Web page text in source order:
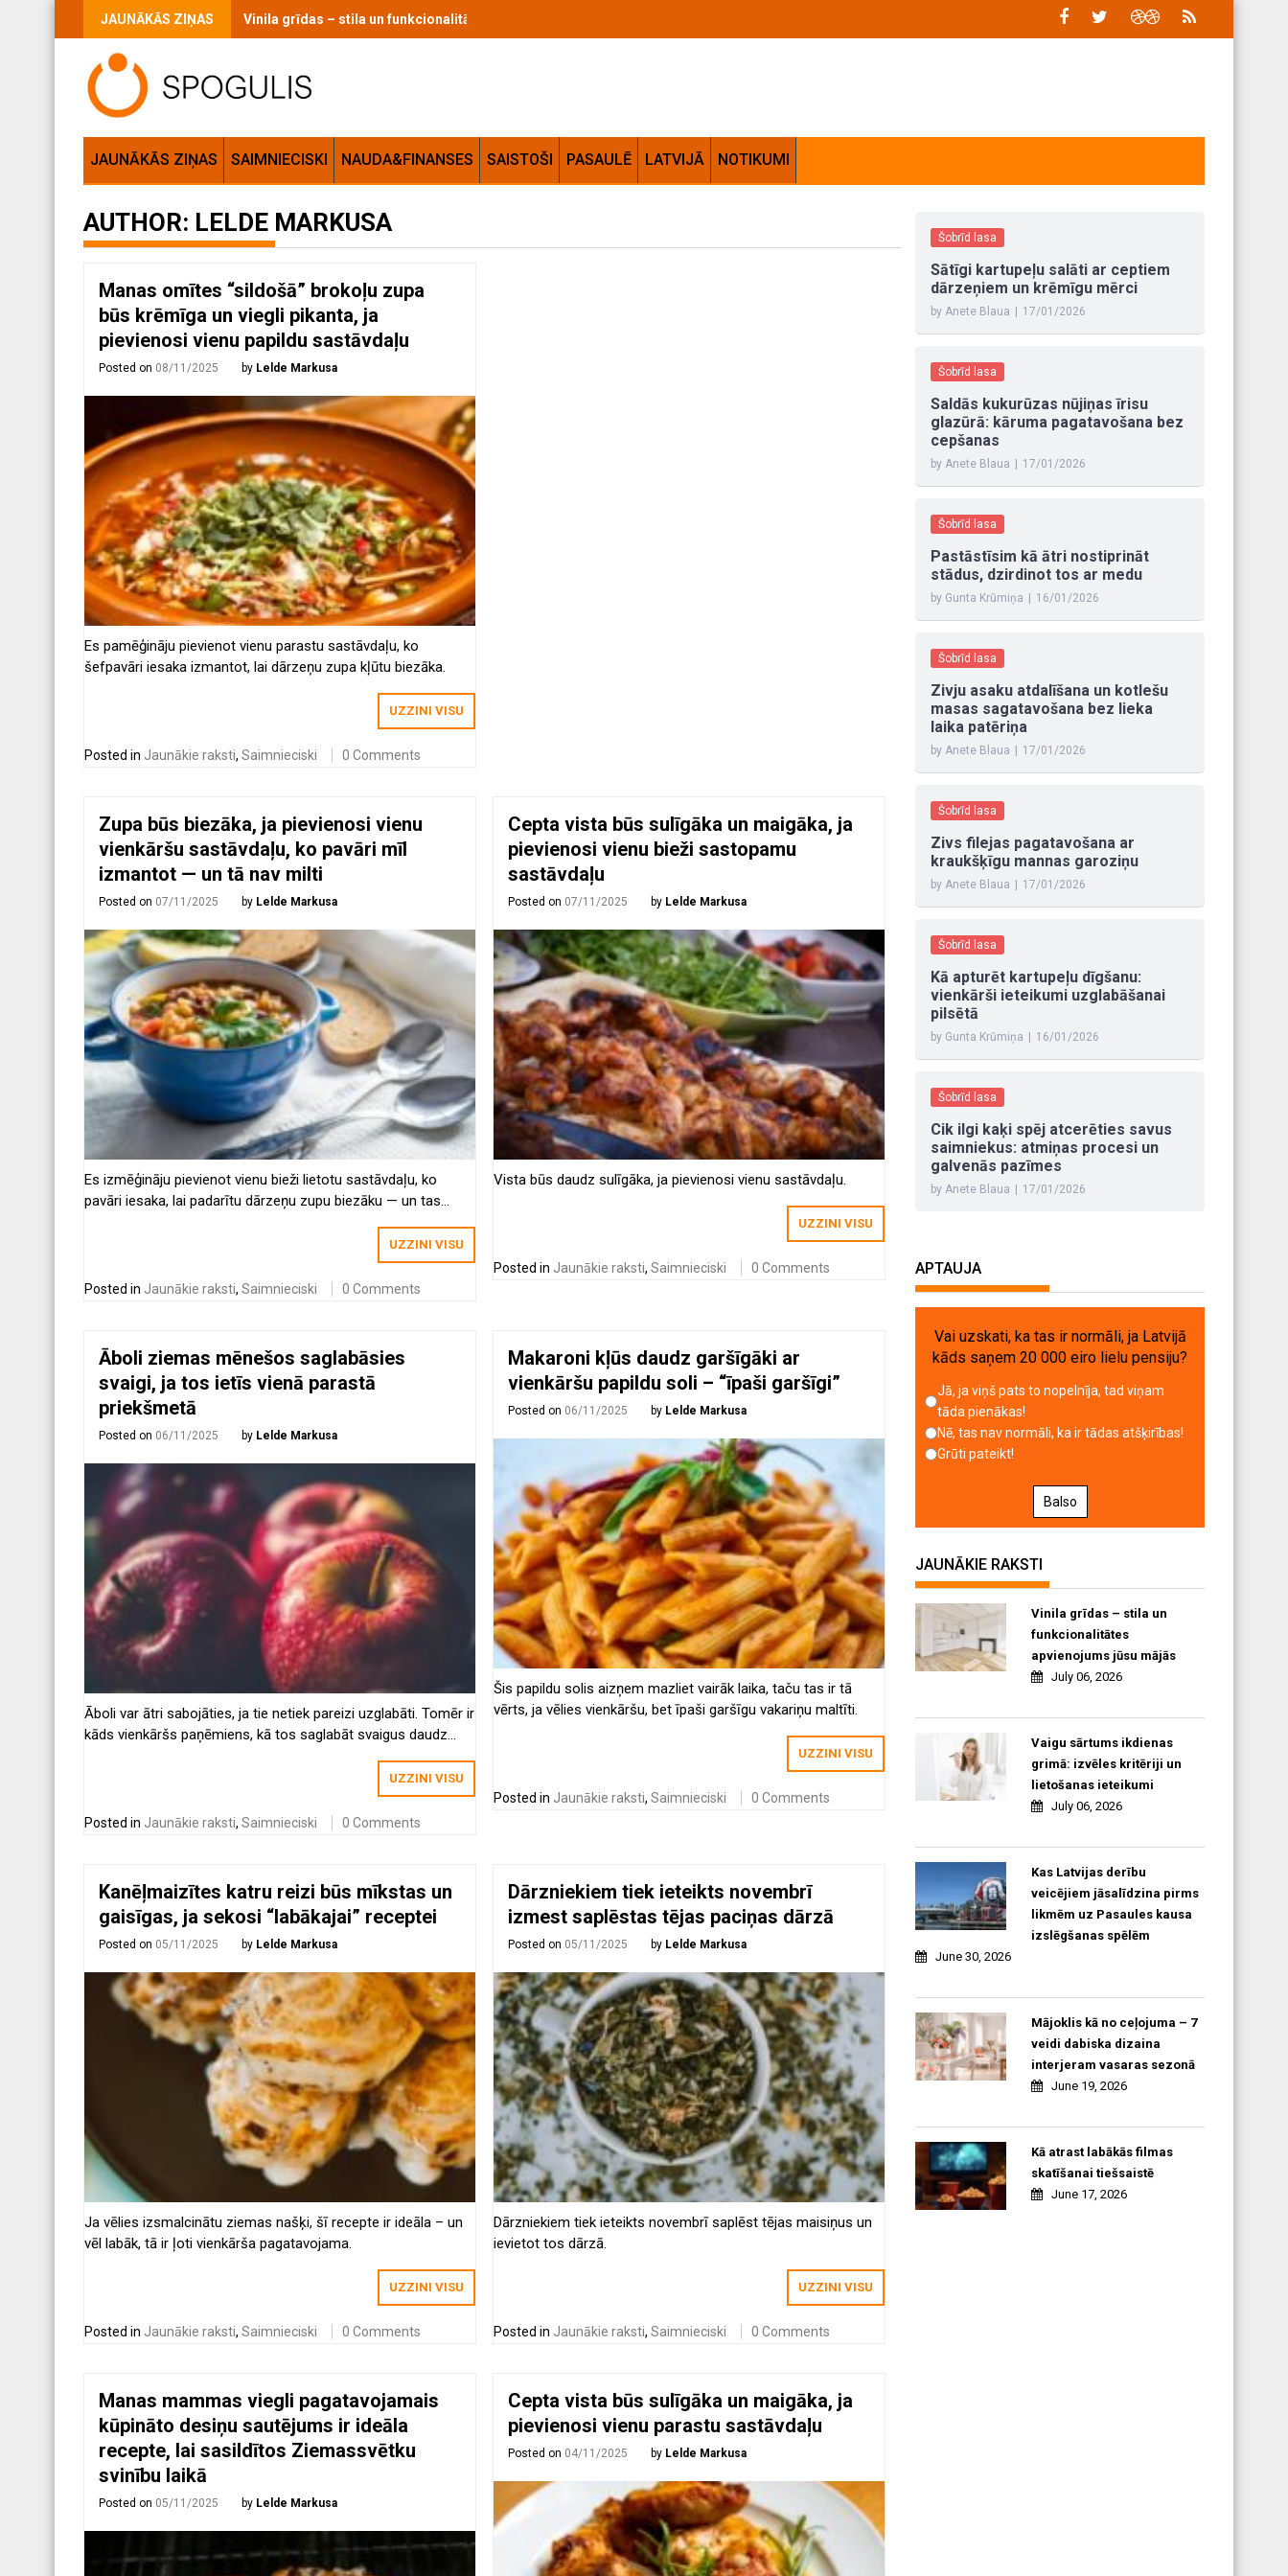
JAUNĀKĀS ZIŅAS Vaigu sārtums ikdienas grimā: izvēles kritēriji un lietošanas ieteikumi
JAUNĀKĀS ZIŅAS SAIMNIECISKI NAUDA&FINANSES SAISTOŠI PASAULĒ LATVIJĀ NOTIKUMI
AUTHOR: LELDE MARKUSA
Manas omītes “sildošā” brokoļu zupa
būs krēmīga un viegli pikanta, ja
pievienosi vienu papildu sastāvdaļu
Posted on 08/11/2025 by Lelde Markusa
Es pamēģināju pievienot vienu parastu sastāvdaļu, ko
šefpavāri iesaka izmantot, lai dārzeņu zupa kļūtu biezāka.
UZZINI VISU
Posted in Jaunākie raksti, Saimnieciski 0 Comments
Zupa būs biezāka, ja pievienosi vienu
vienkāršu sastāvdaļu, ko pavāri mīl
izmantot — un tā nav milti
Posted on 07/11/2025 by Lelde Markusa
Es izmēģināju pievienot vienu bieži lietotu sastāvdaļu, ko
pavāri iesaka, lai padarītu dārzeņu zupu biezāku — un tas
UZZINI VISU
Posted in Jaunākie raksti, Saimnieciski 0 Comments
Cepta vista būs sulīgāka un maigāka, ja
pievienosi vienu bieži sastopamu
sastāvdaļu
Posted on 07/11/2025 by Lelde Markusa
Vista būs daudz sulīgāka, ja pievienosi vienu sastāvdaļu.
UZZINI VISU
Posted in Jaunākie raksti,Saimnieciski 0 Comments
Āboli ziemas mēnešos saglabāsies
svaigi, ja tos ietīs vienā parastā
priekšmetā
Posted on 06/11/2025 by Lelde Markusa
Āboli var ātri sabojāties, ja tie netiek pareizi uzglabāti. Tomēr ir
kāds vienkāršs paņēmiens, kā tos saglabāt svaigus daudz
UZZINI VISU
Posted in Jaunākie raksti, Saimnieciski 0 Comments
Makaroni kļūs daudz garšīgāki ar
vienkāršu papildu soli – “īpaši garšīgi”
Posted on 06/11/2025 by Lelde Markusa
Šis papildu solis aizņem mazliet vairāk laika, taču tas ir tā
vērts, ja vēlies vienkāršu, bet īpaši garšīgu vakariņu maltīti.
UZZINI VISU
Posted in Jaunākie raksti,Saimnieciski 0 Comments
Kanēļmaizītes katru reizi būs mīkstas un
gaisīgas, ja sekosi “labākajai” receptei
Posted on 05/11/2025 by Lelde Markusa
Ja vēlies izsmalcinātu ziemas našķi, šī recepte ir ideāla – un
vēl labāk, tā ir ļoti vienkārša pagatavojama.
UZZINI VISU
Posted in Jaunākie raksti, Saimnieciski 0 Comments
Dārzniekiem tiek ieteikts novembrī
izmest saplēstas tējas paciņas dārzā
Posted on 05/11/2025 by Lelde Markusa
Dārzniekiem tiek ieteikts novembrī saplēst tējas maisiņus un
ievietot tos dārzā.
UZZINI VISU
Posted in Jaunākie raksti,Saimnieciski 0 Comments
Manas mammas viegli pagatavojamais
kūpināto desiņu sautējums ir ideāla
recepte, lai sasildītos Ziemassvētku
svinību laikā
Posted on 05/11/2025 by Lelde Markusa
Cepta vista būs sulīgāka un maigāka, ja
pievienosi vienu parastu sastāvdaļu
Posted on 04/11/2025 by Lelde Markusa
Šobrīd lasa
Sātīgi kartupeļu salāti ar ceptiem
dārzeņiem un krēmīgu mērci
by Anete Blaua 17/01/2026
Šobrīd lasa
Saldās kukurūzas nūjiņas īrisu
glazūrā: kāruma pagatavošana bez
cepšanas
by Anete Blaua 17/01/2026
Šobrīd lasa
Pastāstīsim kā ātri nostiprināt
stādus, dzirdinot tos ar medu
by Gunta Krūmiņa 16/01/2026
Šobrīd lasa
Zivju asaku atdalīšana un kotlešu
masas sagatavošana bez lieka
laika patēriņa
by Anete Blaua 17/01/2026
Šobrīd lasa
Zivs filejas pagatavošana ar
kraukšķīgu mannas garoziņu
by Anete Blaua 17/01/2026
Šobrīd lasa
Kā apturēt kartupeļu dīgšanu:
vienkārši ieteikumi uzglabāšanai
pilsētā
by Gunta Krūmiņa 16/01/2026
Šobrīd lasa
Cik ilgi kaķi spēj atcerēties savus
saimniekus: atmiņas procesi un
galvenās pazīmes
by Anete Blaua 17/01/2026
APTAUJA
Vai uzskati, ka tas ir normāli, ja Latvijā
kāds saņem 20 000 eiro lielu pensiju?
Jā, ja viņš pats to nopelnīja, tad viņam
tāda pienākas!
Nē, tas nav normāli, ka ir tādas atšķirības!
Grūti pateikt!
Balso
JAUNĀKIE RAKSTI
Vinila grīdas – stila un
funkcionalitātes
apvienojums jūsu mājās
July 06, 2026
Vaigu sārtums ikdienas
grimā: izvēles kritēriji un
lietošanas ieteikumi
July 06, 2026
Kas Latvijas derību
veicējiem jāsalīdzina pirms
likmēm uz Pasaules kausa
izslēgšanas spēlēm
June 30, 2026
Mājoklis kā no ceļojuma – 7
veidi dabiska dizaina
interjeram vasaras sezonā
June 19, 2026
Kā atrast labākās filmas
skatīšanai tiešsaistē
June 17, 2026